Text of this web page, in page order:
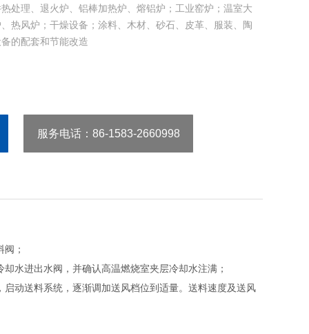
处理、退火炉、铝棒加热炉、熔铝炉；工业窑炉；温室大
热风炉；干燥设备；涂料、木材、砂石、皮革、服装、陶
的配套和节能改造
服务电话：86-1583-2660998
；
水进出水阀，并确认高温燃烧室夹层冷却水注满；
动送料系统，逐渐调加送风档位到适量。送料速度及送风